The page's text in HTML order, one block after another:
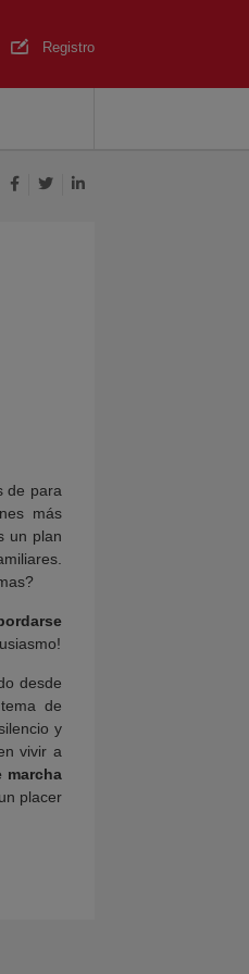
Registro
de para
más
un plan
desde
de
y
vivir a
marcha
placer